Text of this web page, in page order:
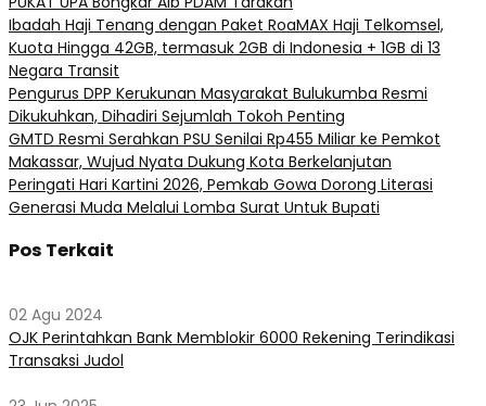
Ibadah Haji Tenang dengan Paket RoaMAX Haji Telkomsel,
Kuota Hingga 42GB, termasuk 2GB di Indonesia + 1GB di 13
Negara Transit
Pengurus DPP Kerukunan Masyarakat Bulukumba Resmi
Dikukuhkan, Dihadiri Sejumlah Tokoh Penting
GMTD Resmi Serahkan PSU Senilai Rp455 Miliar ke Pemkot
Makassar, Wujud Nyata Dukung Kota Berkelanjutan
Peringati Hari Kartini 2026, Pemkab Gowa Dorong Literasi
Generasi Muda Melalui Lomba Surat Untuk Bupati
Pos Terkait
02 Agu 2024
OJK Perintahkan Bank Memblokir 6000 Rekening Terindikasi
Transaksi Judol